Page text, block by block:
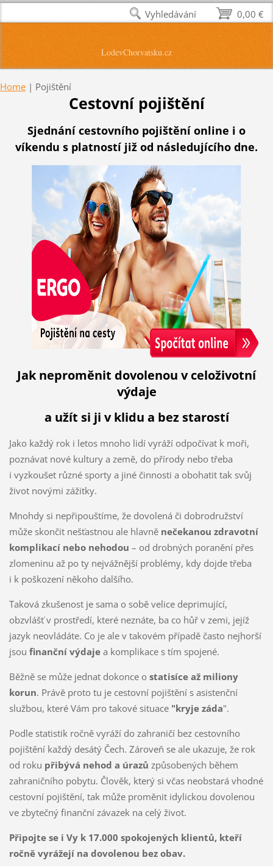
LodevChorvatsku.cz
Home | Pojištění
Cestovní pojištění
Sjednání cestovního pojištění online i o
víkendu s platností již od následujícího dne.
Jak neproměnit dovolenou v celoživotní
výdaje
a užít si ji v klidu a bez starostí
Jako každý rok i letos mnoho lidí vyráží odpočívat k moři,
poznávat nové kultury a země, do přírody nebo třeba
i vyzkoušet různé sporty a jiné činnosti a obohatit tak svůj
život novými zážitky.
Mnohdy si nepřipouštíme, že dovolená či dobrodružství
může skončit nešťastnou ale hlavně nečekanou zdravotní
komplikací nebo nehodou – od drobných poranění přes
zlomeninu až po ty nejvážnější problémy, kdy dojde třeba
i k poškození někoho dalšího.
Taková zkušenost je sama o sobě velice deprimující,
obzvlášť v prostředí, které neznáte, ba co hůř v zemi, jejíž
jazyk neovládáte. Co je ale v takovém případě často nejhorší
jsou finanční výdajea komplikace s tím spojené.
Běžně se může jednat dokonce o statisíce až miliony
korun. Právě proto tu je cestovní pojištění s asistenční
službou, které Vám pro takové situace"kryje záda".
Podle statistik ročně vyráží do zahraničí bez cestovního
pojištění každý desátý Čech. Zároveň se ale ukazuje, že rok
od roku přibývá nehod a úrazů způsobených během
zahraničního pobytu. Člověk, který si včas neobstará vhodné
cestovní pojištění, tak může proměnit idylickou dovolenou
ve zbytečný finanční závazek na celý život.
Připojte se i Vy k 17.000 spokojených klientů, kteří
ročně vyrážejí na dovolenou bez obav.
0,00 €
Vyhledávání